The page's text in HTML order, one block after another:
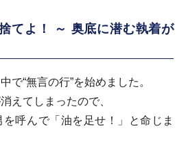
てよ！ ～ 奥底に潜む執着が
で“無言の行”を始めました。
えてしまったので、
呼んで「油を足せ！」と命じま